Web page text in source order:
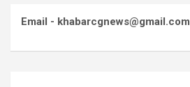
Email - khabarcgnews@gmail.com